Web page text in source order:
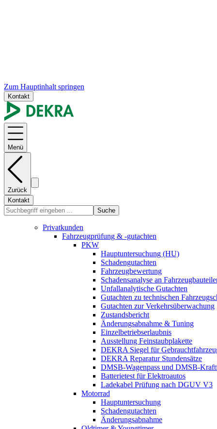
Zum Hauptinhalt springen
Kontakt
Menü
Zurück
Kontakt
Suche
Privatkunden
Fahrzeugprüfung & -gutachten
PKW
Hauptuntersuchung (HU)
Schadengutachten
Fahrzeugbewertung
Schadensanalyse an
Unfallanalytische Gutachten
Gutachten zu technischen
Gutachten zur Verkehrsüberwachung
Zustandsbericht
Änderungsabnahme & Tuning
Einzelbetriebserlaubnis
Ausstellung Feinstaubplakette
DEKRA Siegel für
DEKRA Reparatur Stundensätze
DMSB-Wagenpass und DMSB-
Batterietest für Elektroautos
Ladekabel Prüfung nach DGUV V3
Motorrad
Hauptuntersuchung
Schadengutachten
Änderungsabnahme